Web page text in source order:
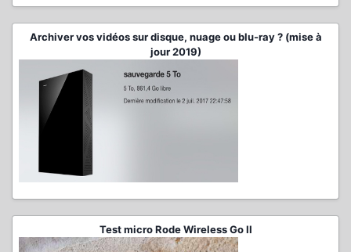
Archiver vos vidéos sur disque, nuage ou blu-ray ? (mise à
jour 2019)
Test micro Rode Wireless Go II